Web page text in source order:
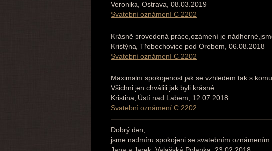
Veronika, Ostrava, 08.03.2019
Svatební oznámení C 2202
Krásně provedená práce,ozámení je
Kristýna, Třebechovice pod Orebem, 06.08.2018
Svatební oznámení C 2202
Maximální spokojenost jak se vzhledem tak s
Všichni jen chválili jak byli krásné.
Kristina, Ústí nad Labem, 12.07.2018
Svatební oznámení C 2202
Dobrý den,
jsme nadmíru spokojeni se svatebním